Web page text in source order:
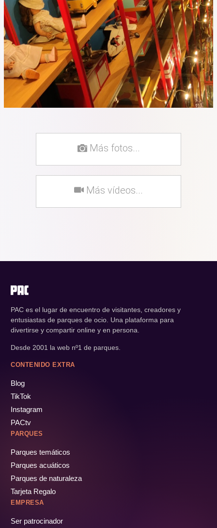
Más fotos...
Más vídeos...
PAC es el lugar de encuentro de visitantes, creadores y
entusiastas de parques de ocio. Una plataforma para
divertirse y compartir online y en persona.
Desde 2001 la web nº1 de parques.
CONTENIDO EXTRA
Blog
TikTok
Instagram
PACtv
PARQUES
Parques temáticos
Parques acuáticos
Parques de naturaleza
Tarjeta Regalo
EMPRESA
Ser patrocinador